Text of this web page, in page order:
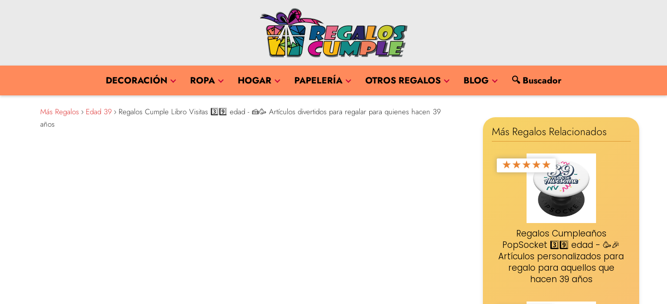
DECORACIÓN ROPA HOGAR PAPELERÍA OTROS REGALOS BLOG 🔍 Buscador
Más Regalos Edad 39
Regalos Cumple Libro Visitas 3️⃣9️⃣ edad - 🍰🥳 Artículos divertidos para regalar para quienes hacen 39
años
Más Regalos Relacionados
★★★★★
Regalos Cumpleaños
PopSocket 3️⃣9️⃣ edad - 🥳🎉
Artículos personalizados para
regalo para aquellos que
hacen 39 años